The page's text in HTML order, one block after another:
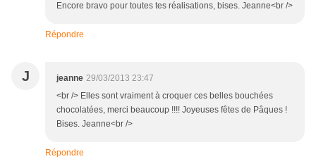
Encore bravo pour toutes tes réalisations, bises. Jeanne<br />
Répondre
J jeanne 29/03/2013 23:47
<br /> Elles sont vraiment à croquer ces belles bouchées
chocolatées, merci beaucoup !!!! Joyeuses fêtes de Pâques !
Bises. Jeanne<br />
Répondre